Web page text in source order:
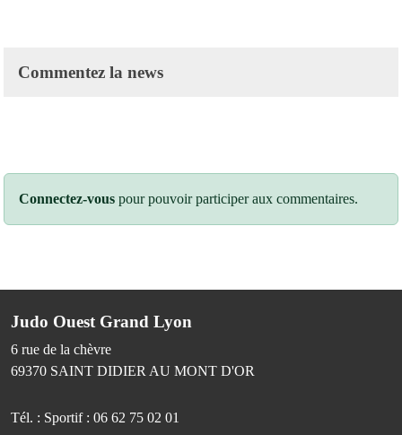
Commentez la news
Connectez-vous pour pouvoir participer aux commentaires.
Judo Ouest Grand Lyon
6 rue de la chèvre
69370 SAINT DIDIER AU MONT D'OR
Tél. : Sportif : 06 62 75 02 01